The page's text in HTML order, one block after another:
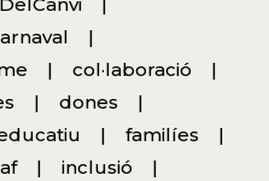
col·laboració
dones
familíes
inclusió